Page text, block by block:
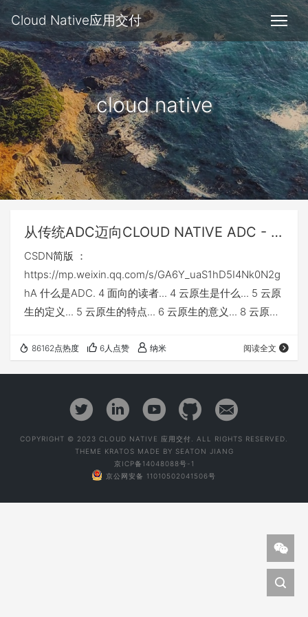
Cloud Native应用交付
cloud native
从传统ADC迈向CLOUD NATIVE ADC - 下载
CSDN简版 ：
https://mp.weixin.qq.com/s/GA6Y_uaS1hD5I4Nk0N2g
hA 什么是ADC. 4 面向的读者... 4 云原生是什么... 5 云原
生的定义... 5 云原生的特点... 6 云原生的意义... 8 云原生
行金融科技... 10 F5与云原生... 12 拥抱Devops. 12 统一
86162点热度 6人点赞 纳米 阅读全文
COPYRIGHT © 2023 CLOUD NATIVE 应用交付. ALL RIGHTS RESERVED.
THEME KRATOS MADE BY SEATON JIANG
京ICP备14048088号-1
京公网安备 11010502041506号